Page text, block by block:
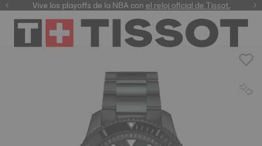
Vive los playoffs de la NBA conel reloj oficial de Tissot.